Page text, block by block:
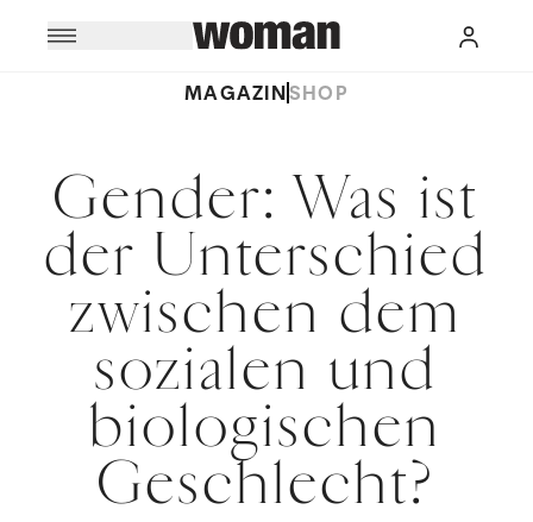
MAGAZINSHOP
Gender: Was ist
der Unterschied
zwischen dem
sozialen und
biologischen
Geschlecht?